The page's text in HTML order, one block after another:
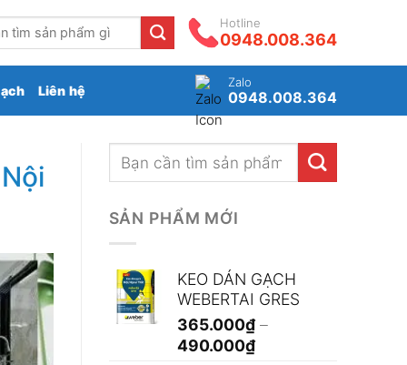
Hotline
0948.008.364
Liên hệ
Zalo
0948.008.364
SẢN PHẨM MỚI
KEO DÁN GẠCH
WEBERTAI GRES
365.000₫ –
490.000₫Khoảng